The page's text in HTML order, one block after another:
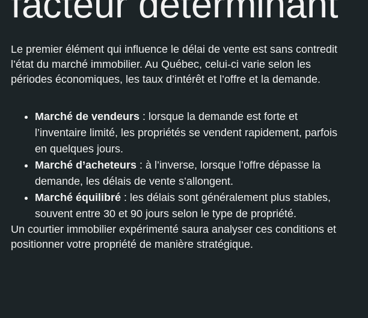
Le premier élément qui influence le délai de vente est sans contredit
l’état du marché immobilier. Au Québec, celui-ci varie selon les
périodes économiques, les taux d’intérêt et l’offre et la demande.
Marché de vendeurs : lorsque la demande est forte et
l’inventaire limité, les propriétés se vendent rapidement, parfois
en quelques jours.
Marché d’acheteurs : à l’inverse, lorsque l’offre dépasse la
demande, les délais de vente s’allongent.
Marché équilibré : les délais sont généralement plus stables,
souvent entre 30 et 90 jours selon le type de propriété.
Un courtier immobilier expérimenté saura analyser ces conditions et
positionner votre propriété de manière stratégique.